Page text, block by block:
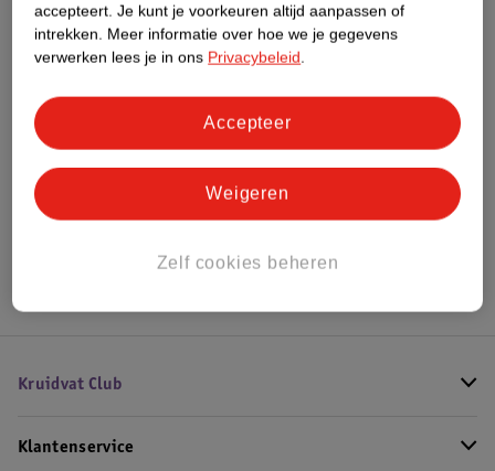
Sun-Kissed Chamomile
& Bloemenhoning
Lightening Elixir
120ml
Honing Goud
Herstellend Serum
115ml
Kruidvat Club
Klantenservice
accepteert. Je kunt je voorkeuren altijd aanpassen of
intrekken. Meer informatie over hoe we je gegevens
verwerken lees je in ons Privacybeleid.
Zelf cookies beheren
Weigeren
Accepteer